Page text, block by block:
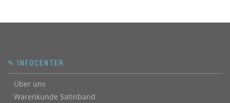
✎ INFOCENTER
Über uns
Warenkunde Satinband